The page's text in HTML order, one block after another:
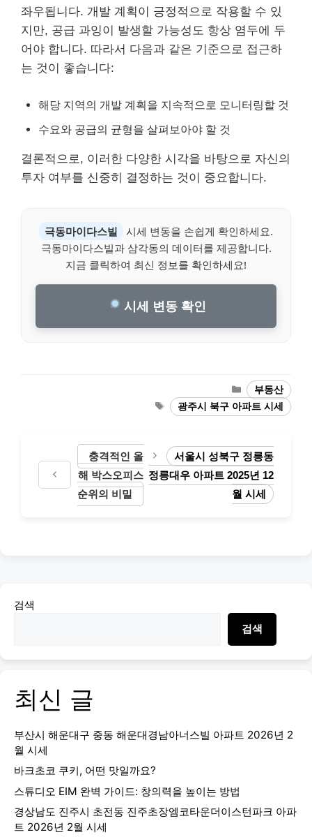
좌우됩니다. 개발 계획이 긍정적으로 작용할 수 있
지만, 공급 과잉이 발생할 가능성도 항상 염두에 두
어야 합니다. 따라서 다음과 같은 기준으로 접근하
는 것이 좋습니다:
해당 지역의 개발 계획을 지속적으로 모니터링할 것
수요와 공급의 균형을 살펴보아야 할 것
결론적으로, 이러한 다양한 시각을 바탕으로 자신의
투자 여부를 신중히 결정하는 것이 중요합니다.
극동마이다스빌
시세 변동을 손쉽게 확인하세요.
극동마이다스빌과 삼각동의 데이터를 제공합니다.
지금 클릭하여 최신 정보를 확인하세요!
시세 변동 확인
Categories
부동산
Tags광주시 북구 아파트 시세
충격적인 올
해 박스오피스
순위의 비밀
서울시 성북구 정릉동
정릉대우 아파트 2025년 12
월 시세
검색
검색
최신 글
부산시 해운대구 중동 해운대경남아너스빌 아파트 2026년 2
월 시세
바크초코 쿠키, 어떤 맛일까요?
스튜디오 EIM 완벽 가이드: 창의력을 높이는 방법
경상남도 진주시 초전동 진주초장엠코타운더이스턴파크 아파
트 2026년 2월 시세